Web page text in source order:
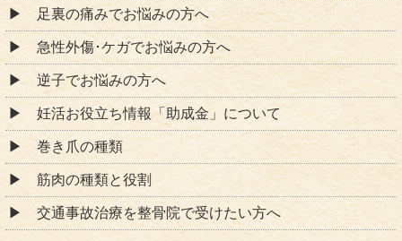
足裏の痛みでお悩みの方へ
急性外傷･ケガでお悩みの方へ
逆子でお悩みの方へ
妊活お役立ち情報「助成金」について
巻き爪の種類
筋肉の種類と役割
交通事故治療を整骨院で受けたい方へ